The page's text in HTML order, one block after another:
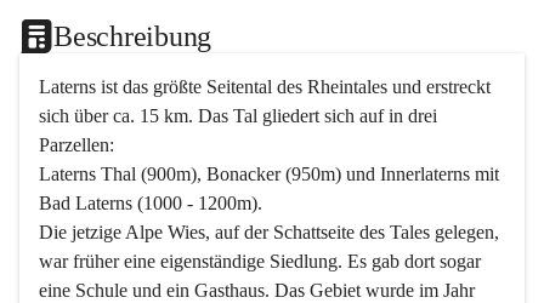
Beschreibung
Laterns ist das größte Seitental des Rheintales und erstreckt
sich über ca. 15 km. Das Tal gliedert sich auf in drei
Parzellen:
Laterns Thal (900m), Bonacker (950m) und Innerlaterns mit
Bad Laterns (1000 - 1200m).
Die jetzige Alpe Wies, auf der Schattseite des Tales gelegen,
war früher eine eigenständige Siedlung. Es gab dort sogar
eine Schule und ein Gasthaus. Das Gebiet wurde im Jahr